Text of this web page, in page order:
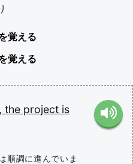
覚える
覚える
the project is
順調に進んでいま